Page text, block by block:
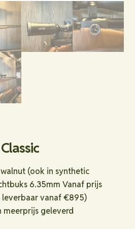
(ook in synthetic
6.35mm Vanaf prijs
vanaf €895)
meerprijs geleverd